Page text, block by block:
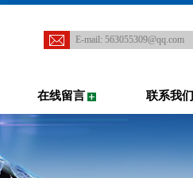
E-mail: 563055309@qq.com
在线留言 联系我们